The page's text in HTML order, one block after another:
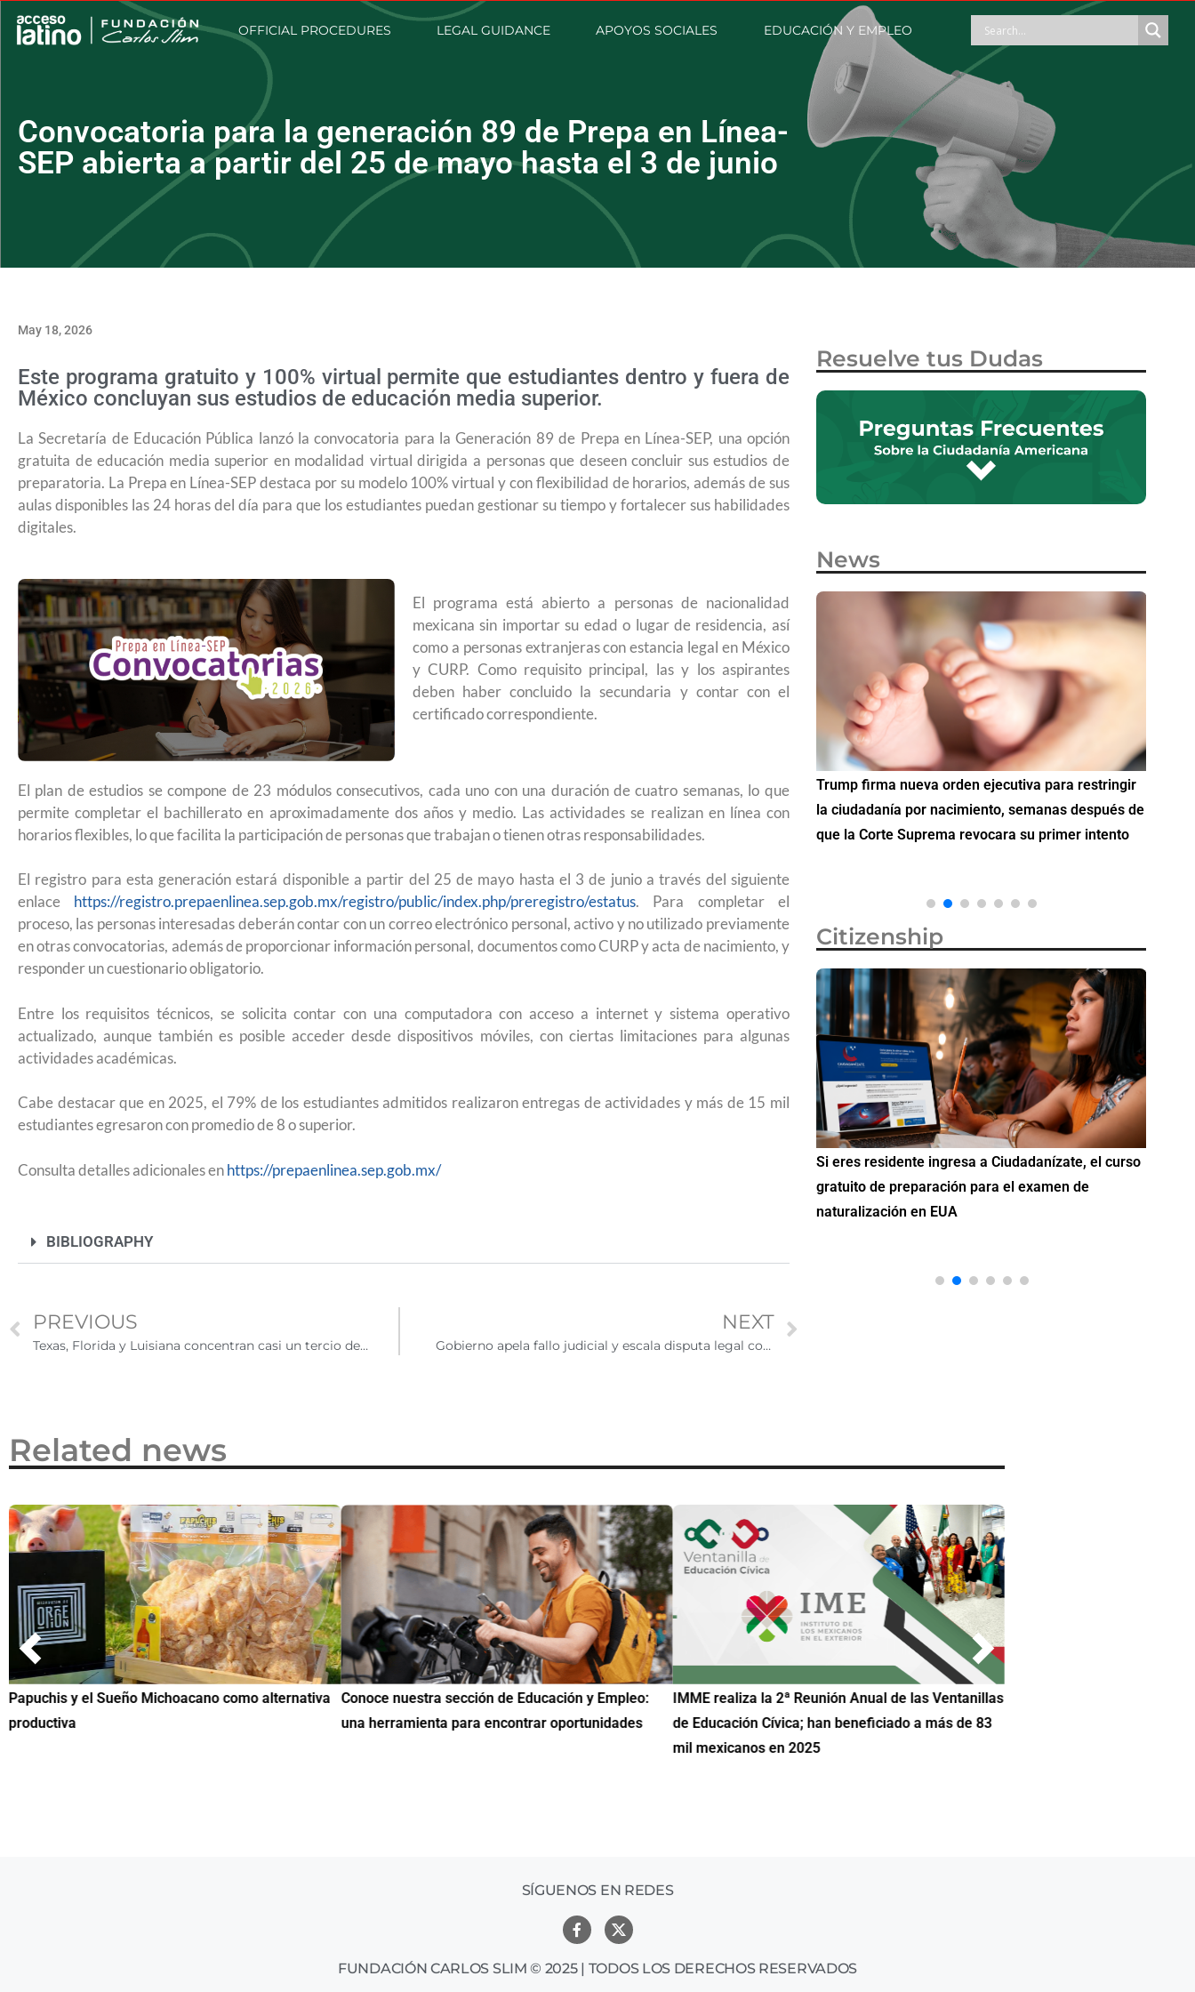
OFFICIAL PROCEDURES LEGAL GUIDANCE APOYOS SOCIALES EDUCACIÓN Y EMPLEO
Convocatoria para la generación 89 de Prepa en Línea-
SEP abierta a partir del 25 de mayo hasta el 3 de junio
May 18, 2026
Este programa gratuito y 100% virtual permite que estudiantes dentro y fuera de
México concluyan sus estudios de educación media superior.
La Secretaría de Educación Pública lanzó la convocatoria para la Generación 89 de Prepa en Línea-SEP, una opción
gratuita de educación media superior en modalidad virtual dirigida a personas que deseen concluir sus estudios de
preparatoria. La Prepa en Línea-SEP destaca por su modelo 100% virtual y con flexibilidad de horarios, además de sus
aulas disponibles las 24 horas del día para que los estudiantes puedan gestionar su tiempo y fortalecer sus habilidades
digitales.
El programa está abierto a personas de nacionalidad
mexicana sin importar su edad o lugar de residencia, así
como a personas extranjeras con estancia legal en México
y CURP. Como requisito principal, las y los aspirantes
deben haber concluido la secundaria y contar con el
certificado correspondiente.
El plan de estudios se compone de 23 módulos consecutivos, cada uno con una duración de cuatro semanas, lo que
permite completar el bachillerato en aproximadamente dos años y medio. Las actividades se realizan en línea con
horarios flexibles, lo que facilita la participación de personas que trabajan o tienen otras responsabilidades.
El registro para esta generación estará disponible a partir del 25 de mayo hasta el 3 de junio a través del siguiente
enlace https://registro.prepaenlinea.sep.gob.mx/registro/public/index.php/preregistro/estatus. Para completar el
proceso, las personas interesadas deberán contar con un correo electrónico personal, activo y no utilizado previamente
en otras convocatorias, además de proporcionar información personal, documentos como CURP y acta de nacimiento, y
responder un cuestionario obligatorio.
Entre los requisitos técnicos, se solicita contar con una computadora con acceso a internet y sistema operativo
actualizado, aunque también es posible acceder desde dispositivos móviles, con ciertas limitaciones para algunas
actividades académicas.
Cabe destacar que en 2025, el 79% de los estudiantes admitidos realizaron entregas de actividades y más de 15 mil
estudiantes egresaron con promedio de 8 o superior.
Consulta detalles adicionales enhttps://prepaenlinea.sep.gob.mx/
BIBLIOGRAPHY
PREVIOUS
Texas, Florida y Luisiana concentran casi un tercio de las posiciones certificadas bajo la visa H-2B en el primer trimestre del Año Fiscal 2026
NEXT
Gobierno apela fallo judicial y escala disputa legal con Minnesota por matrículas universitarias para estudiantes indocumentados
Resuelve tus Dudas
News
¿Cómo inscribirse a Jóvenes Construyendo el
Futuro para capacitarse al regresar a México?
Conoce los cursos de construcción en Capacítate
para el Empleo
Trump firma nueva orden ejecutiva para restringir
la ciudadanía por nacimiento, semanas después de
que la Corte Suprema revocara su primer intento
Citizenship
UNAM San Antonio abre cursos de preparación
Si eres residente ingresa a Ciudadanízate, el curso
gratuito de preparación para el examen de
naturalización en EUA
Related news
Papuchis y el Sueño Michoacano como alternativa
productiva
Conoce nuestra sección de Educación y Empleo:
una herramienta para encontrar oportunidades
IMME realiza la 2ª Reunión Anual de las Ventanillas
de Educación Cívica; han beneficiado a más de 83
mil mexicanos en 2025
SÍGUENOS EN REDES
FUNDACIÓN CARLOS SLIM © 2025 | TODOS LOS DERECHOS RESERVADOS